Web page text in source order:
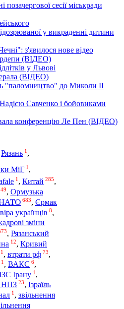
позачергової сесії міськради
у викраденні дитини
з'явилося нове відео
(ВІДЕО)
у Львові
(ВІДЕО)
"паломництво" до Миколи ІІ
Савченко і бойовиками
конференцію Ле Пен (ВІДЕО)
Рязань 1 ,
МіГ 1 ,
1 , Китай 285,
49, Ормузька
683, Єрмак
українців 8,
зміни
, Рязанський
12, Кривий
1 , втрати рф 73,
1, ВАКС 6,
Ірану 1 ,
НПЗ 23, Ізраїль
1, звільнення